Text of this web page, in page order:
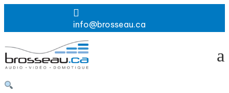

info@brosseau.ca
a